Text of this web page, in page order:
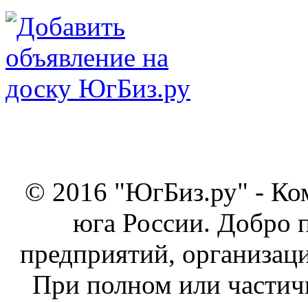
© 2016 "ЮгБиз.ру" -
юга России. Добро
предприятий,
При полном или